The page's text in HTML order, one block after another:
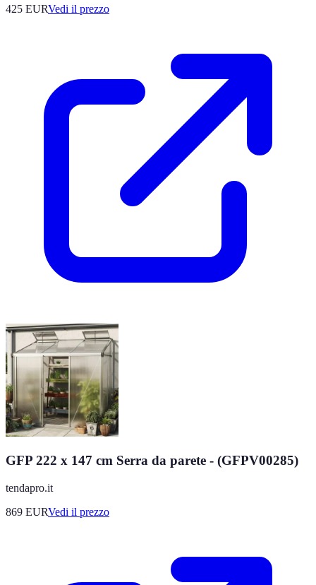
425 EURVedi il prezzo
GFP 222 x 147 cm Serra da parete - (GFPV00285)
tendapro.it
869 EURVedi il prezzo